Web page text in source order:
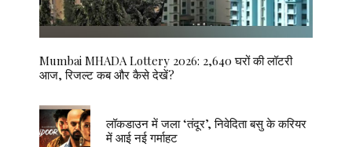
Mumbai MHADA Lottery 2026: 2,640 घरों की लॉटरी
आज, रिजल्ट कब और कैसे देखें?
लॉकडाउन में जला ‘तंदूर’, निवेदिता बसु के करियर
में आई नई गर्माहट